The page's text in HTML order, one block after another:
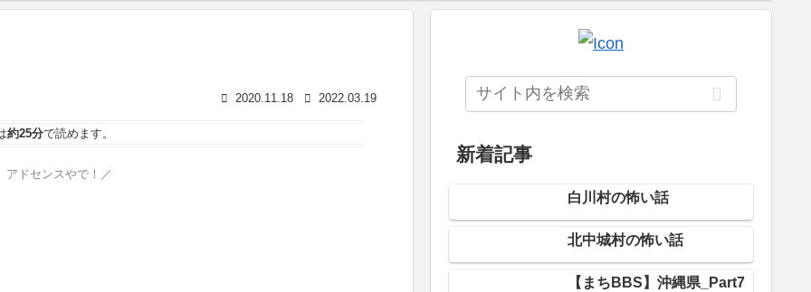
2020.11.18 2022.03.19
約25分で読めます。
アドセンスやで！／
新着記事
白川村の怖い話
北中城村の怖い話
【まちBBS】沖縄県_Part7